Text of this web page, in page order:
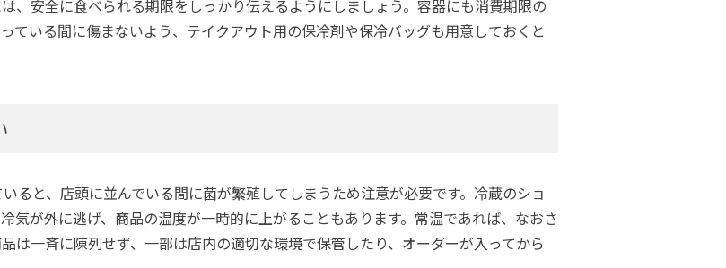
、安全に食べられる期限をしっかり伝えるようにしましょう。容器にも消費期限の
ている間に傷まないよう、テイクアウト用の保冷剤や保冷バッグも用意しておくと
ると、店頭に並んでいる間に菌が繁殖してしまうため注意が必要です。冷蔵のショ
気が外に逃げ、商品の温度が一時的に上がることもあります。常温であれば、なおさ
は一斉に陳列せず、一部は店内の適切な環境で保管したり、オーダーが入ってから